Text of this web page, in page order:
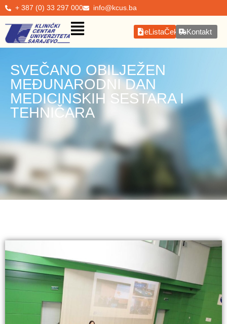
+ 387 (0) 33 297 000 info@kcus.ba
eListaČekanjaKontakt
SVEČANO OBILJEŽEN
MEĐUNARODNI DAN
MEDICINSKIH SESTARA I
TEHNIČARA